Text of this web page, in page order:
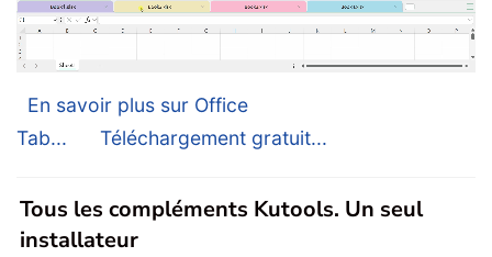
En savoir plus sur Office
Tab...
Téléchargement gratuit...
Tous les compléments Kutools. Un seul
installateur